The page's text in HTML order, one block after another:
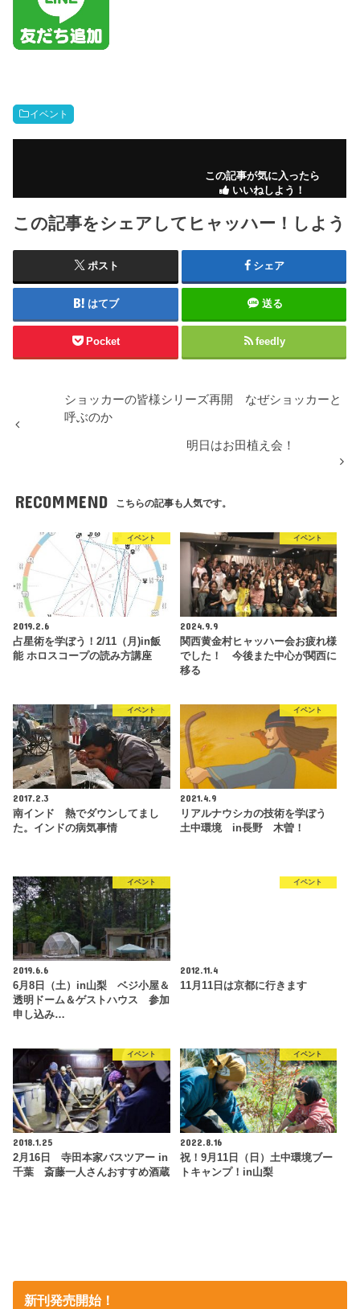
イベント
この記事が気に入ったら
いいねしよう！
この記事をシェアしてヒャッハー！しよう
ポスト シェア
はてブ 送る
Pocket feedly
ショッカーの皆様シリーズ再開 なぜショッカーと
呼ぶのか
明日はお田植え会！
RECOMMEND こちらの記事も人気です。
イベント
2019.2.6
占星術を学ぼう！2/11（月)in飯
能 ホロスコープの読み方講座
イベント
2024.9.9
関西黄金村ヒャッハー会お疲れ様
でした！ 今後また中心が関西に
移る
イベント
2017.2.3
南インド 熱でダウンしてまし
た。インドの病気事情
イベント
2021.4.9
リアルナウシカの技術を学ぼう
土中環境 in長野 木曽！
イベント
2019.6.6
6月8日（土）in山梨 ベジ小屋＆
透明ドーム＆ゲストハウス 参加
申し込み…
イベント
2012.11.4
11月11日は京都に行きます
イベント
2018.1.25
2月16日 寺田本家バスツアー in
千葉 斎藤一人さんおすすめ酒蔵
イベント
2022.8.16
祝！9月11日（日）土中環境ブー
トキャンプ！in山梨
新刊発売開始！